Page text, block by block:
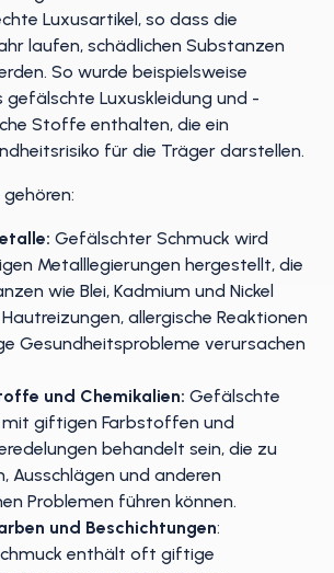
Luxusartikel, so dass die
laufen, schädlichen Substanzen
So wurde beispielsweise
Luxuskleidung und -
Stoffe enthalten, die ein
für die Träger darstellen.
Gefälschter Schmuck wird
Metalllegierungen hergestellt, die
wie Blei, Kadmium und Nickel
allergische Reaktionen
Gesundheitsprobleme verursachen
und Chemikalien: Gefälschte
mit giftigen Farbstoffen und
behandelt sein, die zu
Ausschlägen und anderen
Problemen führen können.
und Beschichtungen:
enthält oft giftige